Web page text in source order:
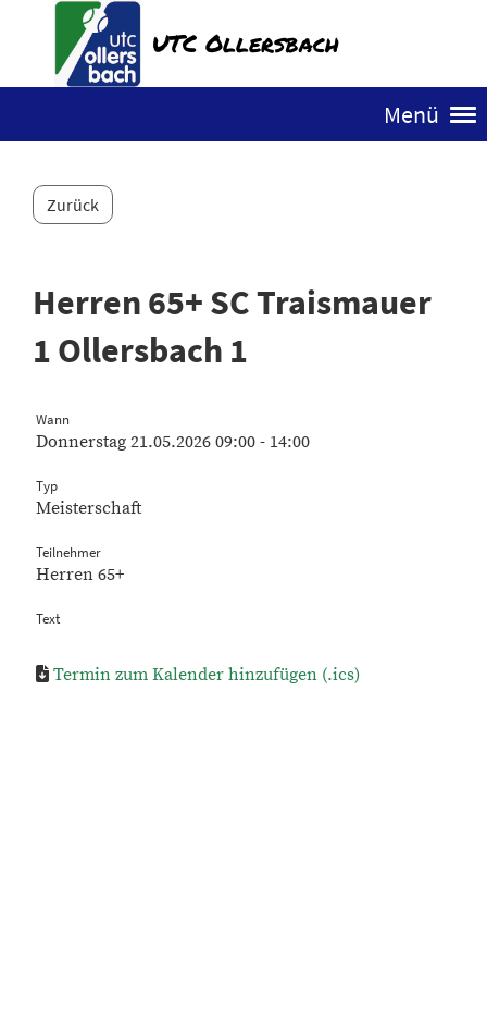
UTC Ollersbach
Menü
Zurück
Herren 65+ SC Traismauer
1 Ollersbach 1
Wann
Donnerstag 21.05.2026 09:00 - 14:00
Typ
Meisterschaft
Teilnehmer
Herren 65+
Text
Termin zum Kalender hinzufügen (.ics)